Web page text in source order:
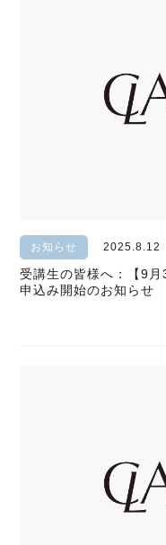
お知らせ 2025.8.12
受講生の皆様へ：【9
申込み開始のお知らせ